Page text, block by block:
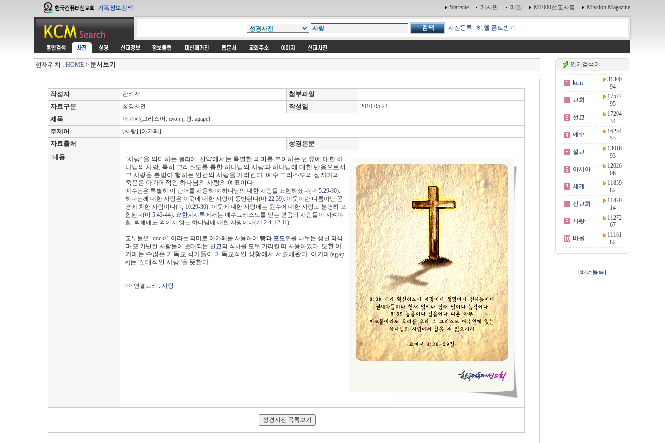
Startsite 게시판 메일 M1000선교사홈 Mission Magazine
사전등록 히,헬 폰트받기
현재위치 : HOME> 문서보기
작성자 관리자
첨부파일
자료구분
성경사전 작성일 2010-05-24
제목 아가페(그리스어: αγάπη, 영: agape)
주제어 [사랑] [아가페]
자료출처
성경본문
내용
‘사랑’ 을 의미하는 헬라어 . 신약에서는 특별한 의미를 부여하는 인류에 대한 하
나님의 사랑, 특히 그리스도를 통한 하나님의 사랑과 하나님에 대한 반응으로서
그 사랑을 본받아 행하는 인간의 사랑을 가리킨다. 예수 그리스도의 십자가의
죽음은 아가페적인 하나님의 사랑의 예표이다.
예수님은 특별히 이 단어를 사용하여 하나님의 대한 사랑을 표현하셨다(마 5:29-30).
하나님께 대한 사랑은 이웃에 대한 사랑이 동반된다(마 22:39). 이웃이란 다름아닌 곤
경에 처한 사람이다(눅 10:29-30). 이웃에 대한 사랑에는 원수에 대한 사랑도 분명히 포
함된다(마 5:43-44). 요한계시록에서는 예수그리스도를 믿는 믿음의 사람들이 지켜야
할, 박해에도 꺽이지 않는 하나님에 대한 사랑이다(계 2:4, 12:11).
교부들은 “docks” 이라는 의미로 아가페를 사용하여 빵과 포도주를 나누는 성찬 의식
과 또 가난한 사람들이 초대되는 친교의 식사를 모두 가리킬 때 사용하였다. 또한 아
가페는 수많은 기독교 작가들이 기독교적인 상황에서 서술해왔다. 아가페(agap
e)는 '절대적인 사랑 '을 뜻한다.
>> 연결고리 : 사랑
인기검색어
kcm
31300
94
교회
17577
95
선교
17204
34
예수
16254
53
설교
13016
93
아시아
12026
06
세계
11859
82
선교회
11420
14
사랑
11272
67
바울
11161
82
[배너등록]